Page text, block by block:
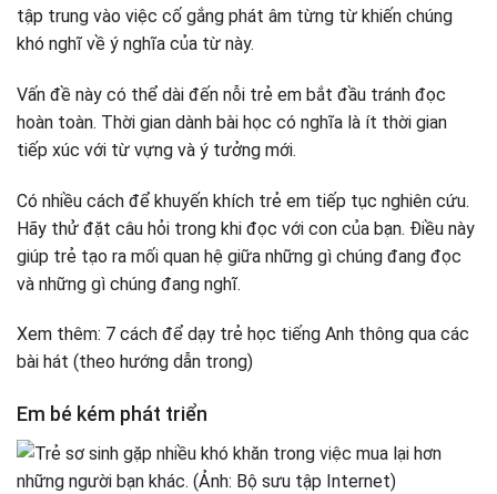
tập trung vào việc cố gắng phát âm từng từ khiến chúng
khó nghĩ về ý nghĩa của từ này.
Vấn đề này có thể dài đến nỗi trẻ em bắt đầu tránh đọc
hoàn toàn. Thời gian dành bài học có nghĩa là ít thời gian
tiếp xúc với từ vựng và ý tưởng mới.
Có nhiều cách để khuyến khích trẻ em tiếp tục nghiên cứu.
Hãy thử đặt câu hỏi trong khi đọc với con của bạn. Điều này
giúp trẻ tạo ra mối quan hệ giữa những gì chúng đang đọc
và những gì chúng đang nghĩ.
Xem thêm: 7 cách để dạy trẻ học tiếng Anh thông qua các
bài hát (theo hướng dẫn trong)
Em bé kém phát triển